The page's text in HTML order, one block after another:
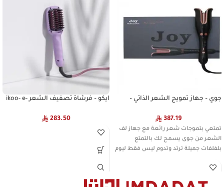
جوي – جهاز تمويج الشعر الذاتي –
387.19
تمتعي بتموجات شعر رائعة مع جهاز لف
الشعر من جوى يسمح لك بالتمتع
بلفلفات جميلة ترتد وتدوم ليس فقط ليوم
ايكو – فرشاة تصفيف الشعر ikoo- e-
283.50